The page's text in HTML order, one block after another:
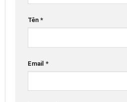
Tên *
Email *